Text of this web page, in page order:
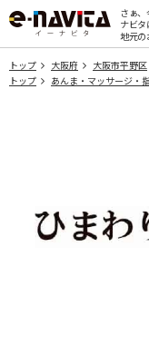
さぁ、
ナビ
地元の
トップ 大阪府 大阪市平野区
トップ
あんま・マッサージ・